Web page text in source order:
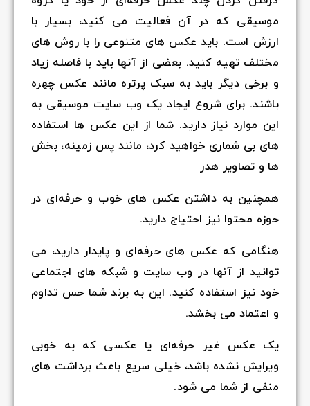
موسیقی که در آن فعالیت می کنید، بسیار با
ارزش است. باید عکس های متنوعی را با روش های
مختلف تهیه کنید. بعضی از آنها باید با فاصله زیاد
و برخی دیگر باید به سبک پرتره مانند عکس چهره
باشند. برای شروع ایجاد یک وب سایت موسیقی به
این موارد نیاز دارید. شما از این عکس ها استفاده
های بی شماری خواهید کرد، مانند پس زمینه، بخش
ها و تصاویر هدر
همچنین به داشتن عکس های خوب و حرفه‌ای در
حوزه محتوا نیز احتیاج دارید.
هنگامی که عکس های حرفه‌ای و پایدار دارید، می
توانید از آنها در وب سایت و شبکه های اجتماعی
خود نیز استفاده کنید. این به برند شما حس تداوم
و اعتماد می بخشد.
یک عکس غیر حرفه‌ای یا عکسی که به خوبی
ویرایش نشده باشد، خیلی سریع باعث برداشت های
منفی از شما می شود.